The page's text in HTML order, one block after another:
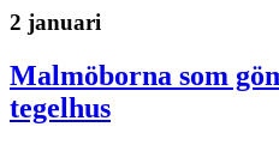
2 januari
Malmöborna som
tegelhus